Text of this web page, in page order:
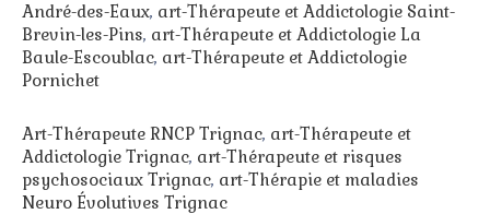
André-des-Eaux, art-Thérapeute et Addictologie Saint-
Brevin-les-Pins, art-Thérapeute et Addictologie La
Baule-Escoublac, art-Thérapeute et Addictologie
Pornichet
Art-Thérapeute RNCP Trignac, art-Thérapeute et
Addictologie Trignac, art-Thérapeute et risques
psychosociaux Trignac, art-Thérapie et maladies
Neuro Évolutives Trignac